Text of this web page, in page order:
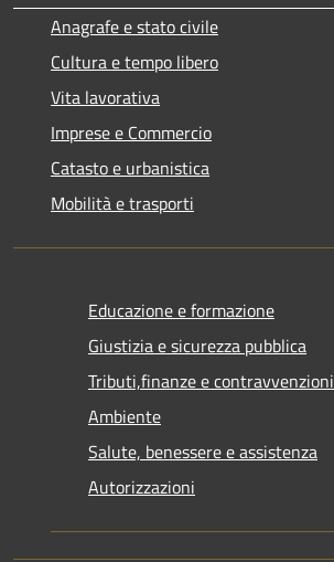
Anagrafe e stato civile
Cultura e tempo libero
Vita lavorativa
Imprese e Commercio
Catasto e urbanistica
Mobilità e trasporti
Educazione e formazione
Giustizia e sicurezza pubblica
Tributi,finanze e contravvenzioni
Ambiente
Salute, benessere e assistenza
Autorizzazioni